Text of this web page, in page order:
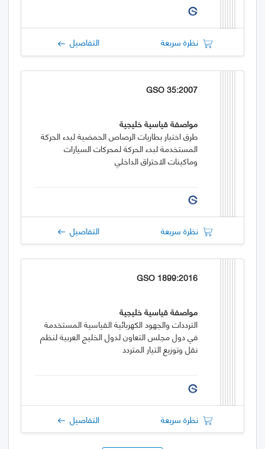
نظرة سريعة التفاصيل
GSO 35:2007
مواصفة قياسية خليجية
طرق اختبار بطاريات الرصاص الحمضية لبدء الحركة
المستخدمة لبدء الحركة لمحركات السيارات
وماكينات الاحتراق الداخلي
نظرة سريعة التفاصيل
GSO 1899:2016
مواصفة قياسية خليجية
الترددات والجهود الكهربائية القياسية المستخدمة
في دول مجلس التعاون لدول الخليج العربية لنظم
نقل وتوزيع التيار المتردد
نظرة سريعة التفاصيل